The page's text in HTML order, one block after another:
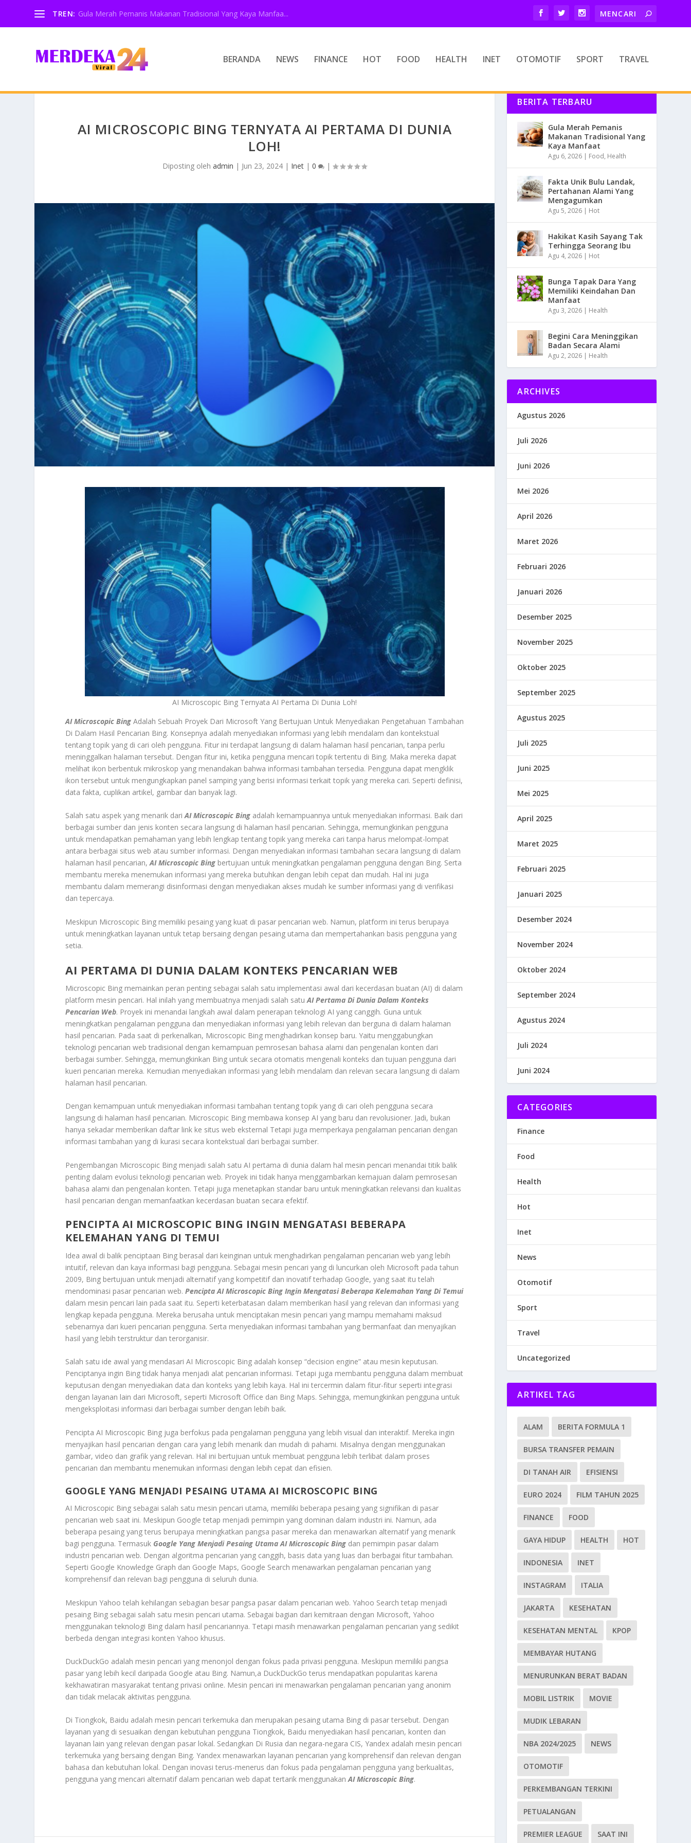
TREN: Gula Merah Pemanis Makanan Tradisional Yang Kaya Manfaa...
BERANDA NEWS FINANCE HOT FOOD HEALTH INET OTOMOTIF SPORT TRAVEL
AI MICROSCOPIC BING TERNYATA AI PERTAMA DI DUNIA
LOH!
Diposting olehadmin | Jun 23, 2024 | Inet |0 |
AI Microscopic Bing Ternyata AI Pertama Di Dunia Loh!
AI Microscopic Bing Adalah Sebuah Proyek Dari Microsoft Yang Bertujuan Untuk Menyediakan Pengetahuan Tambahan
Di Dalam Hasil Pencarian Bing. Konsepnya adalah menyediakan informasi yang lebih mendalam dan kontekstual
tentang topik yang di cari oleh pengguna. Fitur ini terdapat langsung di dalam halaman hasil pencarian, tanpa perlu
meninggalkan halaman tersebut. Dengan fitur ini, ketika pengguna mencari topik tertentu di Bing. Maka mereka dapat
melihat ikon berbentuk mikroskop yang menandakan bahwa informasi tambahan tersedia. Pengguna dapat mengklik
ikon tersebut untuk mengungkapkan panel samping yang berisi informasi terkait topik yang mereka cari. Seperti definisi,
data fakta, cuplikan artikel, gambar dan banyak lagi.
Salah satu aspek yang menarik dariAI Microscopic Bing adalah kemampuannya untuk menyediakan informasi. Baik dari
berbagai sumber dan jenis konten secara langsung di halaman hasil pencarian. Sehingga, memungkinkan pengguna
untuk mendapatkan pemahaman yang lebih lengkap tentang topik yang mereka cari tanpa harus melompat-lompat
antara berbagai situs web atau sumber informasi. Dengan menyediakan informasi tambahan secara langsung di dalam
halaman hasil pencarian,AI Microscopic Bing bertujuan untuk meningkatkan pengalaman pengguna dengan Bing. Serta
membantu mereka menemukan informasi yang mereka butuhkan dengan lebih cepat dan mudah. Hal ini juga
membantu dalam memerangi disinformasi dengan menyediakan akses mudah ke sumber informasi yang di verifikasi
dan tepercaya.
Meskipun Microscopic Bing memiliki pesaing yang kuat di pasar pencarian web. Namun, platform ini terus berupaya
untuk meningkatkan layanan untuk tetap bersaing dengan pesaing utama dan mempertahankan basis pengguna yang
setia.
AI PERTAMA DI DUNIA DALAM KONTEKS PENCARIAN WEB
Microscopic Bing memainkan peran penting sebagai salah satu implementasi awal dari kecerdasan buatan (AI) di dalam
platform mesin pencari. Hal inilah yang membuatnya menjadi salah satuAI Pertama Di Dunia Dalam Konteks
Pencarian Web. Proyek ini menandai langkah awal dalam penerapan teknologi AI yang canggih. Guna untuk
meningkatkan pengalaman pengguna dan menyediakan informasi yang lebih relevan dan berguna di dalam halaman
hasil pencarian. Pada saat di perkenalkan, Microscopic Bing menghadirkan konsep baru. Yaitu menggabungkan
teknologi pencarian web tradisional dengan kemampuan pemrosesan bahasa alami dan pengenalan konten dari
berbagai sumber. Sehingga, memungkinkan Bing untuk secara otomatis mengenali konteks dan tujuan pengguna dari
kueri pencarian mereka. Kemudian menyediakan informasi yang lebih mendalam dan relevan secara langsung di dalam
halaman hasil pencarian.
Dengan kemampuan untuk menyediakan informasi tambahan tentang topik yang di cari oleh pengguna secara
langsung di halaman hasil pencarian. Microscopic Bing membawa konsep AI yang baru dan revolusioner. Jadi, bukan
hanya sekadar memberikan daftar link ke situs web eksternal Tetapi juga memperkaya pengalaman pencarian dengan
informasi tambahan yang di kurasi secara kontekstual dari berbagai sumber.
Pengembangan Microscopic Bing menjadi salah satu AI pertama di dunia dalam hal mesin pencari menandai titik balik
penting dalam evolusi teknologi pencarian web. Proyek ini tidak hanya menggambarkan kemajuan dalam pemrosesan
bahasa alami dan pengenalan konten. Tetapi juga menetapkan standar baru untuk meningkatkan relevansi dan kualitas
hasil pencarian dengan memanfaatkan kecerdasan buatan secara efektif.
PENCIPTA AI MICROSCOPIC BING INGIN MENGATASI BEBERAPA
KELEMAHAN YANG DI TEMUI
Idea awal di balik penciptaan Bing berasal dari keinginan untuk menghadirkan pengalaman pencarian web yang lebih
intuitif, relevan dan kaya informasi bagi pengguna. Sebagai mesin pencari yang di luncurkan oleh Microsoft pada tahun
2009, Bing bertujuan untuk menjadi alternatif yang kompetitif dan inovatif terhadap Google, yang saat itu telah
mendominasi pasar pencarian web.Pencipta AI Microscopic Bing Ingin Mengatasi Beberapa Kelemahan Yang Di Temui
dalam mesin pencari lain pada saat itu. Seperti keterbatasan dalam memberikan hasil yang relevan dan informasi yang
lengkap kepada pengguna. Mereka berusaha untuk menciptakan mesin pencari yang mampu memahami maksud
sebenarnya dari kueri pencarian pengguna. Serta menyediakan informasi tambahan yang bermanfaat dan menyajikan
hasil yang lebih terstruktur dan terorganisir.
Salah satu ide awal yang mendasari AI Microscopic Bing adalah konsep “decision engine” atau mesin keputusan.
Penciptanya ingin Bing tidak hanya menjadi alat pencarian informasi. Tetapi juga membantu pengguna dalam membuat
keputusan dengan menyediakan data dan konteks yang lebih kaya. Hal ini tercermin dalam fitur-fitur seperti integrasi
dengan layanan lain dari Microsoft, seperti Microsoft Office dan Bing Maps. Sehingga, memungkinkan pengguna untuk
mengeksploitasi informasi dari berbagai sumber dengan lebih baik.
Pencipta AI Microscopic Bing juga berfokus pada pengalaman pengguna yang lebih visual dan interaktif. Mereka ingin
menyajikan hasil pencarian dengan cara yang lebih menarik dan mudah di pahami. Misalnya dengan menggunakan
gambar, video dan grafik yang relevan. Hal ini bertujuan untuk membuat pengguna lebih terlibat dalam proses
pencarian dan membantu menemukan informasi dengan lebih cepat dan efisien.
GOOGLE YANG MENJADI PESAING UTAMA AI MICROSCOPIC BING
AI Microscopic Bing sebagai salah satu mesin pencari utama, memiliki beberapa pesaing yang signifikan di pasar
pencarian web saat ini. Meskipun Google tetap menjadi pemimpin yang dominan dalam industri ini. Namun, ada
beberapa pesaing yang terus berupaya meningkatkan pangsa pasar mereka dan menawarkan alternatif yang menarik
bagi pengguna. Termasuk Google Yang Menjadi Pesaing Utama AI Microscopic Bing dan pemimpin pasar dalam
industri pencarian web. Dengan algoritma pencarian yang canggih, basis data yang luas dan berbagai fitur tambahan.
Seperti Google Knowledge Graph dan Google Maps, Google Search menawarkan pengalaman pencarian yang
komprehensif dan relevan bagi pengguna di seluruh dunia.
Meskipun Yahoo telah kehilangan sebagian besar pangsa pasar dalam pencarian web. Yahoo Search tetap menjadi
pesaing Bing sebagai salah satu mesin pencari utama. Sebagai bagian dari kemitraan dengan Microsoft, Yahoo
menggunakan teknologi Bing dalam hasil pencariannya. Tetapi masih menawarkan pengalaman pencarian yang sedikit
berbeda dengan integrasi konten Yahoo khusus.
DuckDuckGo adalah mesin pencari yang menonjol dengan fokus pada privasi pengguna. Meskipun memiliki pangsa
pasar yang lebih kecil daripada Google atau Bing. Namun,a DuckDuckGo terus mendapatkan popularitas karena
kekhawatiran masyarakat tentang privasi online. Mesin pencari ini menawarkan pengalaman pencarian yang anonim
dan tidak melacak aktivitas pengguna.
Di Tiongkok, Baidu adalah mesin pencari terkemuka dan merupakan pesaing utama Bing di pasar tersebut. Dengan
layanan yang di sesuaikan dengan kebutuhan pengguna Tiongkok, Baidu menyediakan hasil pencarian, konten dan
layanan lain yang relevan dengan pasar lokal. Sedangkan Di Rusia dan negara-negara CIS, Yandex adalah mesin pencari
terkemuka yang bersaing dengan Bing. Yandex menawarkan layanan pencarian yang komprehensif dan relevan dengan
bahasa dan kebutuhan lokal. Dengan inovasi terus-menerus dan fokus pada pengalaman pengguna yang berkualitas,
pengguna yang mencari alternatif dalam pencarian web dapat tertarik menggunakanAI Microscopic Bing.
BERITA TERBARU
Gula Merah Pemanis
Makanan Tradisional Yang
Kaya Manfaat
Agu 6, 2026 | Food, Health
Fakta Unik Bulu Landak,
Pertahanan Alami Yang
Mengagumkan
Agu 5, 2026 | Hot
Hakikat Kasih Sayang Tak
Terhingga Seorang Ibu
Agu 4, 2026 | Hot
Bunga Tapak Dara Yang
Memiliki Keindahan Dan
Manfaat
Agu 3, 2026 | Health
Begini Cara Meninggikan
Badan Secara Alami
Agu 2, 2026 | Health
ARCHIVES
Agustus 2026
Juli 2026
Juni 2026
Mei 2026
April 2026
Maret 2026
Februari 2026
Januari 2026
Desember 2025
November 2025
Oktober 2025
September 2025
Agustus 2025
Juli 2025
Juni 2025
Mei 2025
April 2025
Maret 2025
Februari 2025
Januari 2025
Desember 2024
November 2024
Oktober 2024
September 2024
Agustus 2024
Juli 2024
Juni 2024
CATEGORIES
Finance
Food
Health
Hot
Inet
News
Otomotif
Sport
Travel
Uncategorized
ARTIKEL TAG
ALAM BERITA FORMULA 1
BURSA TRANSFER PEMAIN
DI TANAH AIR EFISIENSI
EURO 2024 FILM TAHUN 2025
FINANCE FOOD
GAYA HIDUP HEALTH HOT
INDONESIA INET
INSTAGRAM ITALIA
JAKARTA KESEHATAN
KESEHATAN MENTAL KPOP
MEMBAYAR HUTANG
MENURUNKAN BERAT BADAN
MOBIL LISTRIK MOVIE
MUDIK LEBARAN
NBA 2024/2025 NEWS
OTOMOTIF
PERKEMBANGAN TERKINI
PETUALANGAN
PREMIER LEAGUE SAAT INI